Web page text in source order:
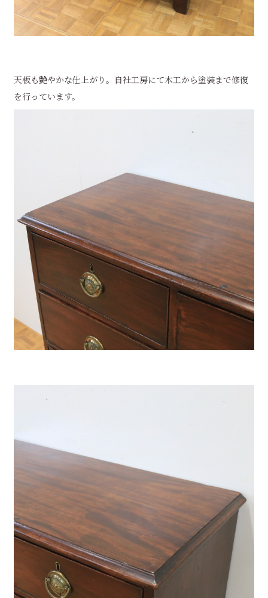
天板も艶やかな仕上がり。自社工房にて木工から塗装まで修復
を行っています。